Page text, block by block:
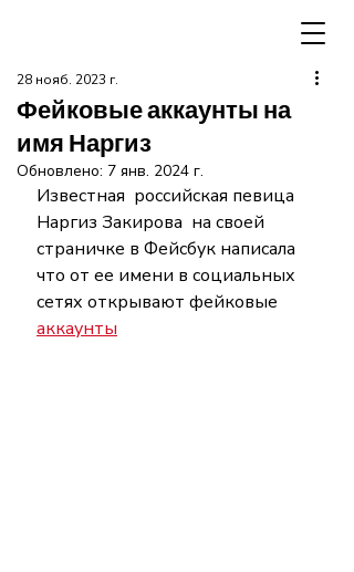
Фейковые аккаунты на
имя Наргиз
28 нояб. 2023 г.
Обновлено: 7 янв. 2024 г.
Известная  российская певица
Наргиз Закирова  на своей
страничке в Фейсбук написала
что от ее имени в социальных
сетях открывают фейковые
аккаунты